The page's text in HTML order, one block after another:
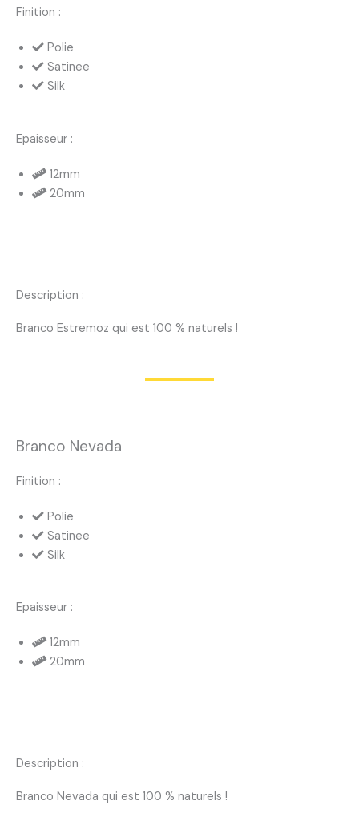
Finition :
Polie
Satinee
Silk
Epaisseur :
12mm
20mm
Description :
Branco Estremoz qui est 100 % naturels !
Branco Nevada
Finition :
Polie
Satinee
Silk
Epaisseur :
12mm
20mm
Description :
Branco Nevada qui est 100 % naturels !